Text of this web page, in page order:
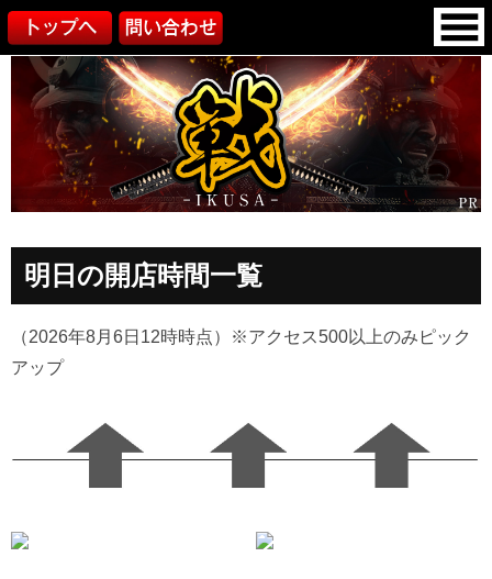
明日の開店時間一覧
（2026年8月6日12時時点）
※アクセス500以上のみピック
アップ